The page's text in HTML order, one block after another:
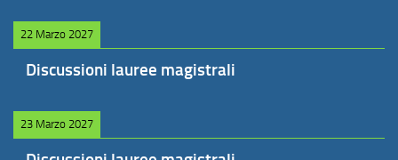
22 Marzo 2027
Discussioni lauree magistrali
23 Marzo 2027